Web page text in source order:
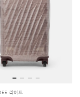
라이트